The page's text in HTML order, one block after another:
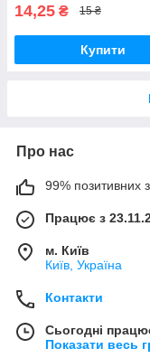
14,25 ₴ 15 ₴
Купити
Про нас
99% позитивних з
Працює з
м. Київ
Київ, Україна
Контакти
Сьогодні
Показати весь